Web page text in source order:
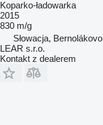
Koparko-ładowarka
2015
830 m/g
Słowacja, Bernolákovo
LEAR s.r.o.
Kontakt z dealerem